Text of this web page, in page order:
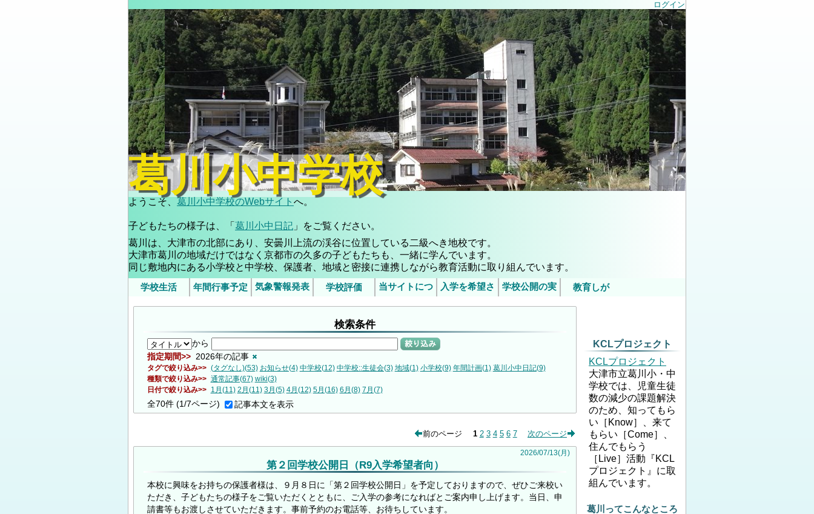
ログイン
葛川小中学校
ようこそ、 葛川小中学校のWebサイト へ。
子どもたちの様子は、「 葛川小中日記 」をご覧ください。
葛川は、大津市の北部にあり、安曇川上流の渓谷に位置している二級へき地校です。
大津市葛川の地域だけではなく京都市の久多の子どもたちも、一緒に学んでいます。
同じ敷地内にある小学校と中学校、保護者、地域と密接に連携しながら教育活動に取り組んでいます。
学校生活
年間行事予定
気象警報発表
の判断基準
学校評価
当サイトにつ
いて
入学を希望さ
れるみなさま
学校公開の実
教育しが
検索条件
から 絞り込み
指定期間 2026年の記事
タグで絞り込み (タグなし)(53) お知らせ(4) 中学校(12) 中学校::生徒会(3) 地域(1) 小学校(9) 年間計画(1) 葛川小中日記(9)
種類で絞り込み
通常記事(67) wiki(3)
日付で絞り込み
1月(11) 2月(11) 3月(5) 4月(12) 5月(16) 6月(8) 7月(7)
全70件 (1/7ページ) 記事本文を表示
前のページ 1 2 3 4 5 6 7 次のページ
2026/07/13(月)
第２回学校公開日（R9入学希望者向）
本校に興味をお持ちの保護者様は、９月８日に「第２回学校公開日」を予定しておりますので、ぜひご来校い
ただき、子どもたちの様子をご覧いただくとともに、ご入学の参考になればとご案内申し上げます。当日、申
請書等もお渡しさせていただきます。事前予約のお電話等、お待ちしています。
KCLプロジェクト
KCLプロジェクト
大津市立葛川小・中
学校では、児童生徒
数の減少の課題解決
のため、知ってもら
い［Know］、来て
もらい［Come］、
住んでもらう
［Live］活動『KCL
プロジェクト』に取
組んでいます。
葛川ってこんなところ